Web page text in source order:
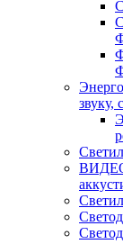
звуку,